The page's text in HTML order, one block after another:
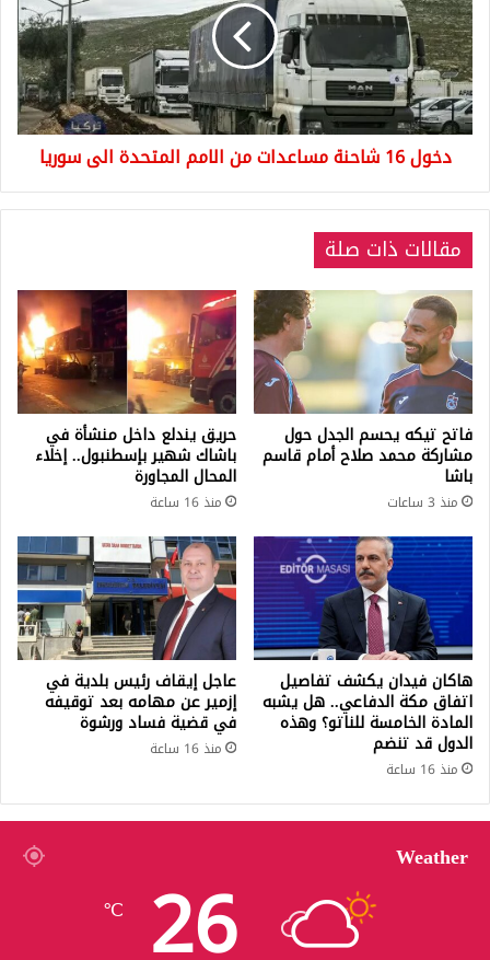
مساعدات
من
الامم
المتحدة
الى
سوريا
دخول 16 شاحنة مساعدات من الامم المتحدة الى سوريا
مقالات ذات صلة
فاتح تيكه يحسم الجدل حول
مشاركة محمد صلاح أمام قاسم
باشا
منذ 3 ساعات
حريق يندلع داخل منشأة في
باشاك شهير بإسطنبول.. إخلاء
المحال المجاورة
منذ 16 ساعة
هاكان فيدان يكشف تفاصيل
اتفاق مكة الدفاعي.. هل يشبه
المادة الخامسة للناتو؟ وهذه
الدول قد تنضم
منذ 16 ساعة
عاجل إيقاف رئيس بلدية في
إزمير عن مهامه بعد توقيفه
في قضية فساد ورشوة
منذ 16 ساعة
Weather
26
℃